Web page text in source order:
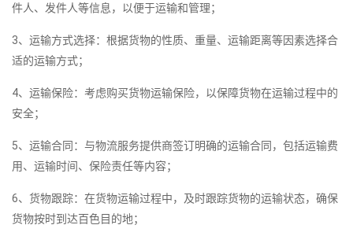
件人、发件人等信息，以便于运输和管理；
3、运输方式选择：根据货物的性质、重量、运输距离等因素选择合
适的运输方式；
4、运输保险：考虑购买货物运输保险，以保障货物在运输过程中的
安全；
5、运输合同：与物流服务提供商签订明确的运输合同，包括运输费
用、运输时间、保险责任等内容；
6、货物跟踪：在货物运输过程中，及时跟踪货物的运输状态，确保
货物按时到达百色目的地；